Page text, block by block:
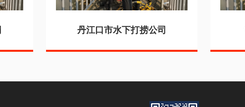
丹江口市水下打捞公司